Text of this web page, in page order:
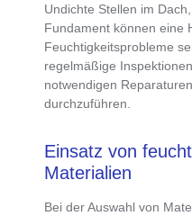
Undichte Stellen im
Fundament können eine
Feuchtigkeitsprobleme
regelmäßige
notwendigen
durchzuführen.
Einsatz von
Materialien
Bei der Auswahl von